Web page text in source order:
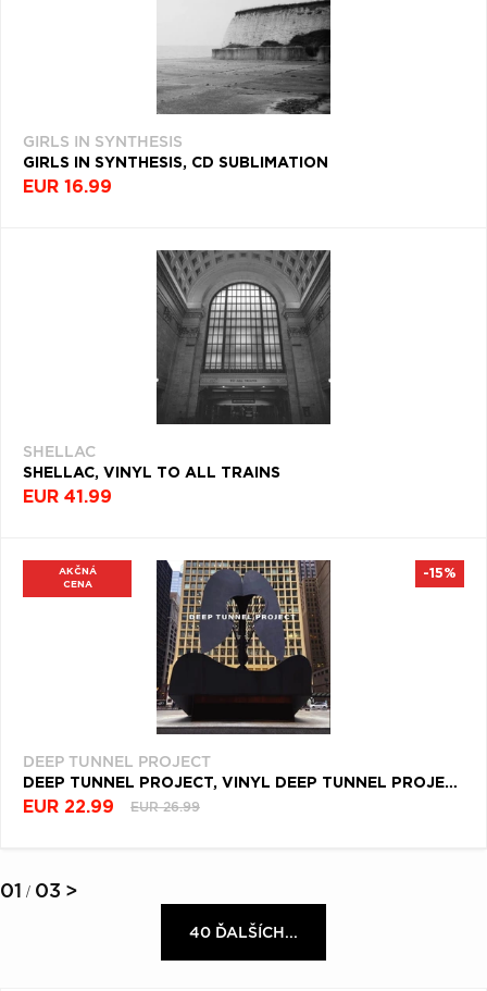
GIRLS IN SYNTHESIS
GIRLS IN SYNTHESIS, CD SUBLIMATION
EUR 16.99
SHELLAC
SHELLAC, VINYL TO ALL TRAINS
EUR 41.99
AKČNÁ
CENA
DEEP TUNNEL PROJECT
DEEP TUNNEL PROJECT, VINYL DEEP TUNNEL PROJECT
EUR 22.99 EUR 26.99
-15%
01 / 03 >
40 ĎALŠÍCH...